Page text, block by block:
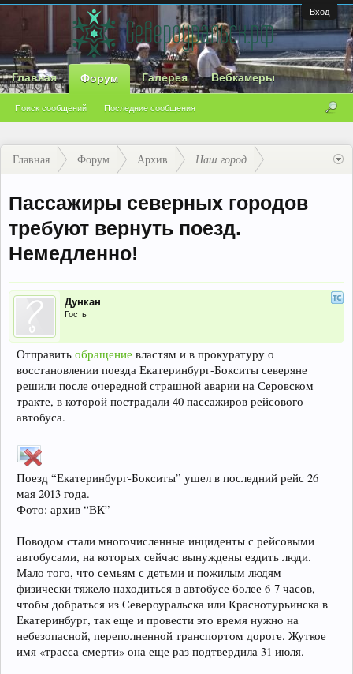
Вход
Главная Форум
Поиск сообщений Последние сообщения
Галерея Вебкамеры
Главная Форум Архив Наш город
Пассажиры северных городов
требуют вернуть поезд.
Немедленно!
Дункан
Гость
Отправить обращение властям и в прокуратуру о
восстановлении поезда Екатеринбург-Бокситы северяне
решили после очередной страшной аварии на Серовском
тракте, в которой пострадали 40 пассажиров рейсового
автобуса.
Поезд “Екатеринбург-Бокситы” ушел в последний рейс 26
мая 2013 года.
Фото: архив “ВК”
Поводом стали многочисленные инциденты с рейсовыми
автобусами, на которых сейчас вынуждены ездить люди.
Мало того, что семьям с детьми и пожилым людям
физически тяжело находиться в автобусе более 6-7 часов,
чтобы добраться из Североуральска или Краснотурьинска в
Екатеринбург, так еще и провести это время нужно на
небезопасной, переполненной транспортом дороге. Жуткое
имя «трасса смерти» она еще раз подтвердила 31 июля.